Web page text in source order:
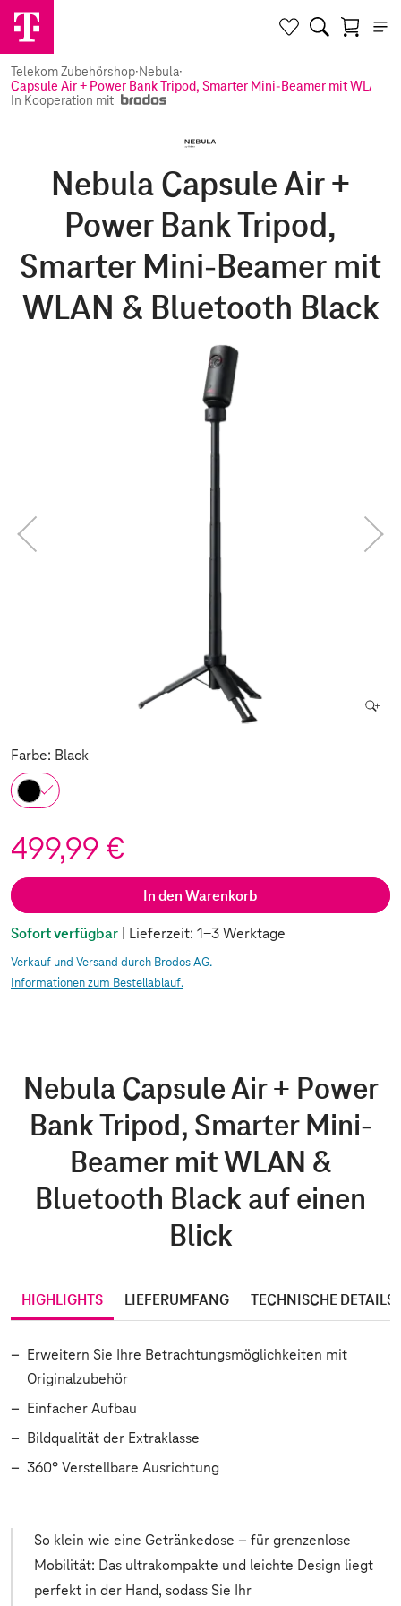
Telekom Zubehörshop·Nebula·
Capsule Air + Power Bank Tripod, Smarter Mini-Beamer mit WLAN
In Kooperation mit
Nebula Capsule Air +
Power Bank Tripod,
Smarter Mini-Beamer mit
WLAN & Bluetooth Black
Farbe: Black
499,99 €
In den Warenkorb
Sofort verfügbar | Lieferzeit: 1-3 Werktage
Verkauf und Versand durch Brodos AG.
Informationen zum Bestellablauf.
Nebula Capsule Air + Power
Bank Tripod, Smarter Mini-
Beamer mit WLAN &
Bluetooth Black auf einen
Blick
HIGHLIGHTS LIEFERUMFANG TECHNISCHE DETAILS
Erweitern Sie Ihre Betrachtungsmöglichkeiten mit
Originalzubehör
Einfacher Aufbau
Bildqualität der Extraklasse
360° Verstellbare Ausrichtung
So klein wie eine Getränkedose – für grenzenlose
Mobilität: Das ultrakompakte und leichte Design liegt
perfekt in der Hand, sodass Sie Ihr